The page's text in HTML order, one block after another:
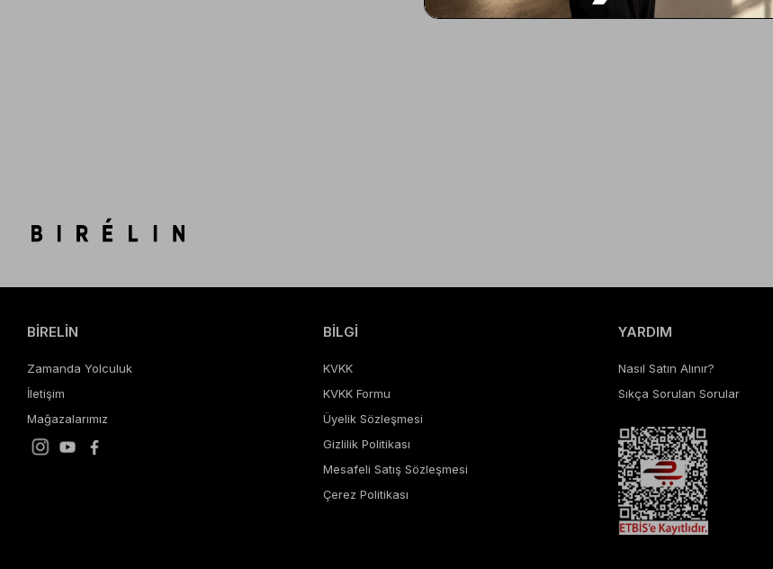
BİRELİN
Zamanda Yolculuk
İletişim
Mağazalarımız
BİLGİ
KVKK
KVKK Formu
Üyelik Sözleşmesi
Gizlilik Politikası
Mesafeli Satış Sözleşmesi
Çerez Politikası
YARDIM
Nasıl Satın Alınır?
Sıkça Sorulan Sorular